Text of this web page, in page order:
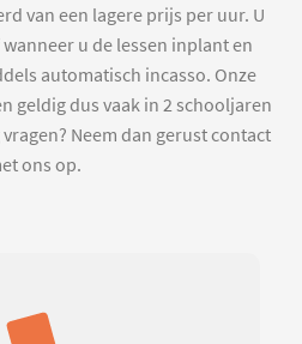
van een lagere prijs per uur. U
u de lessen inplant en
automatisch incasso. Onze
geldig dus vaak in 2 schooljaren
Neem dan gerust contact
ons op.